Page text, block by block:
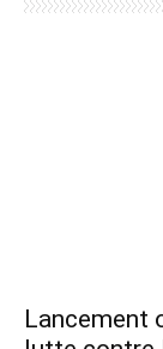
Lancement